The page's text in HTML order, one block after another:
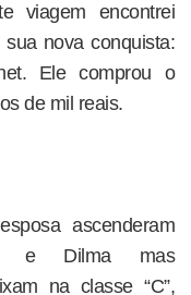
viagem encontrei
nova conquista:
Ele comprou o
de mil reais.
ascenderam
e Dilma mas
na classe “C”,